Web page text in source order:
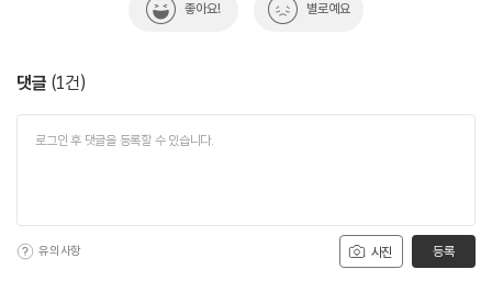
좋아요! 별로예요
댓글 (1건)
사진
유의사항 등록